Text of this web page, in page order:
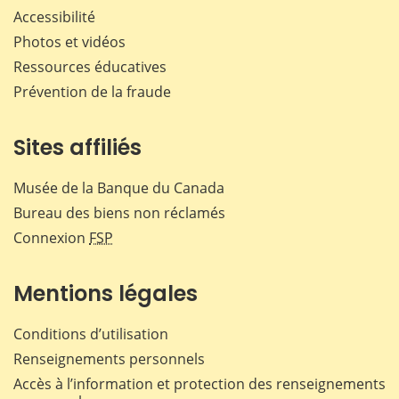
Accessibilité
Photos et vidéos
Ressources éducatives
Prévention de la fraude
Sites affiliés
Musée de la Banque du Canada
Bureau des biens non réclamés
Connexion FSP
Mentions légales
Conditions d’utilisation
Renseignements personnels
Accès à l’information et protection des renseignements